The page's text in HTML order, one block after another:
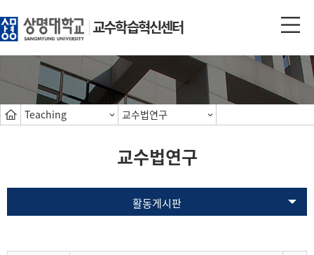
교수학습혁신센터
Teaching 교수법연구
교수법연구
활동게시판